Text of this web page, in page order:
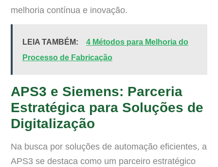
melhoria contínua e inovação.
LEIA TAMBÉM:
4 Métodos para Melhoria do
Processo de Fabricação
APS3 e Siemens: Parceria
Estratégica para Soluções de
Digitalização
Na busca por soluções de automação eficientes, a
APS3 se destaca como um parceiro estratégico